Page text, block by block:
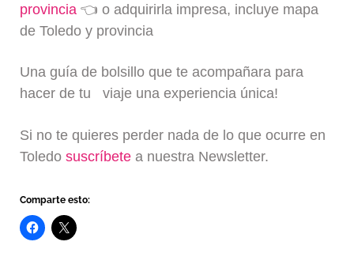
provincia 👈 o adquirirla impresa, incluye mapa
de Toledo y provincia
Una guía de bolsillo que te acompañara para
hacer de tu viaje una experiencia única!
Si no te quieres perder nada de lo que ocurre en
Toledosuscríbete a nuestra Newsletter.
Comparte esto: